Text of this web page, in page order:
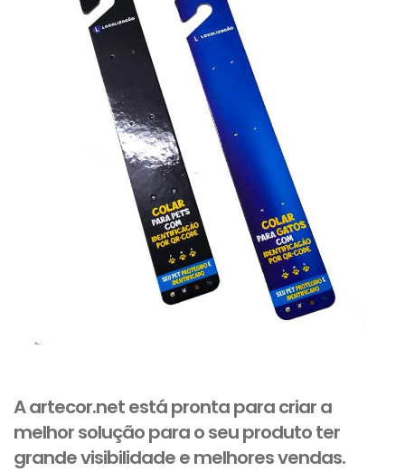
A artecor.net está pronta para criar a
melhor solução para o seu produto ter
grande visibilidade e melhores vendas.